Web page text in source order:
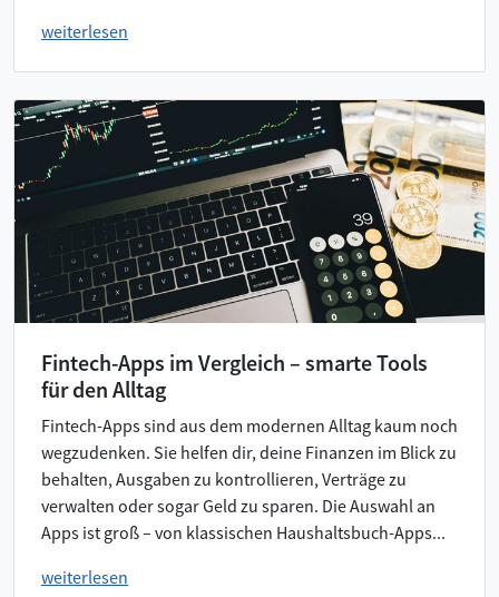
weiterlesen
Fintech-Apps im Vergleich – smarte Tools
für den Alltag
Fintech-Apps sind aus dem modernen Alltag kaum noch
wegzudenken. Sie helfen dir, deine Finanzen im Blick zu
behalten, Ausgaben zu kontrollieren, Verträge zu
verwalten oder sogar Geld zu sparen. Die Auswahl an
Apps ist groß – von klassischen Haushaltsbuch-Apps...
weiterlesen